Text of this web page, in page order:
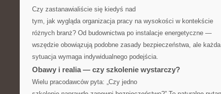
Czy zastanawialiście się kiedyś nad
tym, jak wygląda organizacja pracy na wysokości w kontekście
różnych branż? Od budownictwa po instalacje energetyczne —
wszędzie obowiązują podobne zasady bezpieczeństwa, ale każda
sytuacja wymaga indywidualnego podejścia.
Obawy i realia — czy szkolenie wystarczy?
Wielu pracodawców pyta: „Czy jedno